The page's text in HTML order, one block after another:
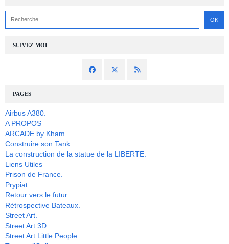
SUIVEZ-MOI
PAGES
Airbus A380.
A PROPOS
ARCADE by Kham.
Construire son Tank.
La construction de la statue de la LIBERTE.
Liens Utiles
Prison de France.
Prypiat.
Retour vers le futur.
Rétrospective Bateaux.
Street Art.
Street Art 3D.
Street Art Little People.